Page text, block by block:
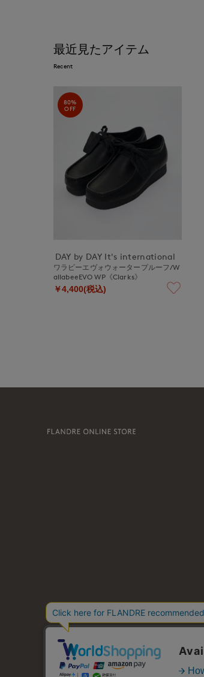
最近見たアイテム
Recent
80%
OFF
DAY by DAY It's international
ワラビーエヴォウォータープルーフ/W
allabeeEVO WP《Clarks》
￥4,400(税込)
© FLANDRE CO., LTD.